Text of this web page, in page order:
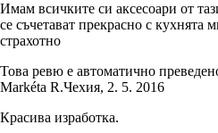
Имам всичките си аксесоари от
се съчетават прекрасно с кухнята
страхотно
Това ревю е автоматично
Markéta R.Чехия, 2. 5. 2016
Красива изработка.